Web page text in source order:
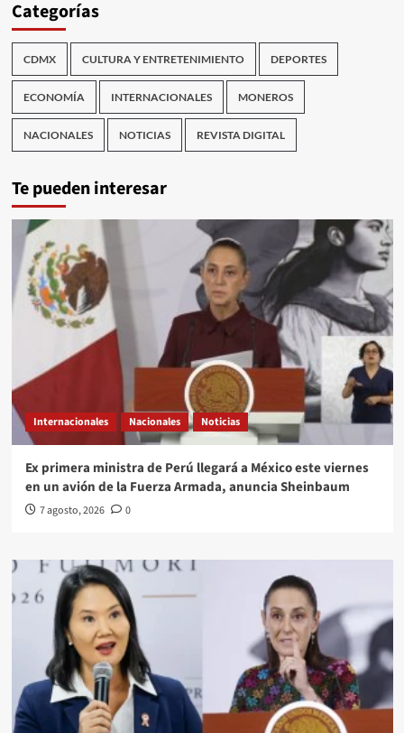
Categorías
CDMX CULTURA Y ENTRETENIMIENTO DEPORTES
ECONOMÍA INTERNACIONALES MONEROS
NACIONALES NOTICIAS REVISTA DIGITAL
Te pueden interesar
Internacionales Nacionales Noticias
Ex primera ministra de Perú llegará a México este viernes
en un avión de la Fuerza Armada, anuncia Sheinbaum
7 agosto, 2026 0